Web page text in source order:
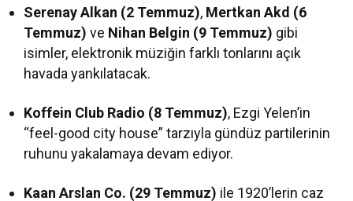
Serenay Alkan (2 Temmuz), Mertkan Akd (6
Temmuz) ve Nihan Belgin (9 Temmuz) gibi
isimler, elektronik müziğin farklı tonlarını açık
havada yankılatacak.
Koffein Club Radio (8 Temmuz), Ezgi Yelen’in
“feel-good city house” tarzıyla gündüz partilerinin
ruhunu yakalamaya devam ediyor.
Kaan Arslan Co. (29 Temmuz) ile 1920’lerin caz